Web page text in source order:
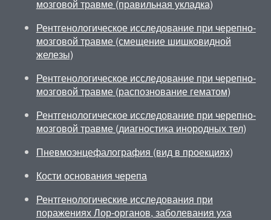
мозговой травме (правильная укладка)
Рентгенологическое исследование при черепно-
мозговой травме (смещение шишковидной
железы)
Рентгенологическое исследование при черепно-
мозговой травме (распознование гематом)
Рентгенологическое исследование при черепно-
мозговой травме (диагностика инородных тел)
Пневмоэнцефалография (вид в проекциях)
Кости основания черепа
Рентгенологические исследования при
поражениях Лор-органов, заболевания уха